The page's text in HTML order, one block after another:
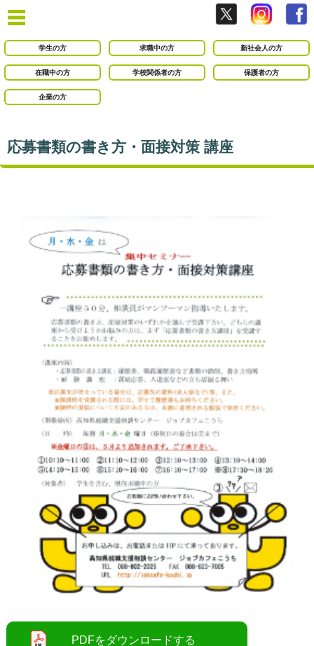
学生の方 求職中の方 新社会人の方
在職中の方 学校関係者の方 保護者の方
企業の方
応募書類の書き方・面接対策 講座